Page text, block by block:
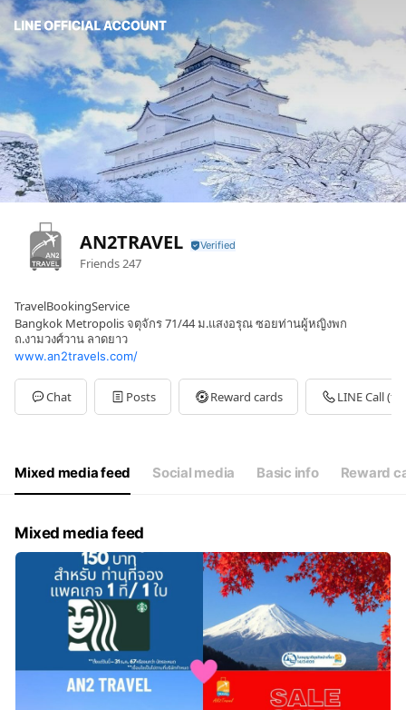
AN2TRAVEL
Friends247
TravelBookingService
Bangkok Metropolis จตุจักร 71/44 ม.แสงอรุณ ซอยท่านผู้หญิงพก
ถ.งามวงศ์วาน ลาดยาว
www.an2travels.com/
Chat Posts Reward cards LINE Call
Mixed media feed Social media Basic info Reward
Mixed media feed